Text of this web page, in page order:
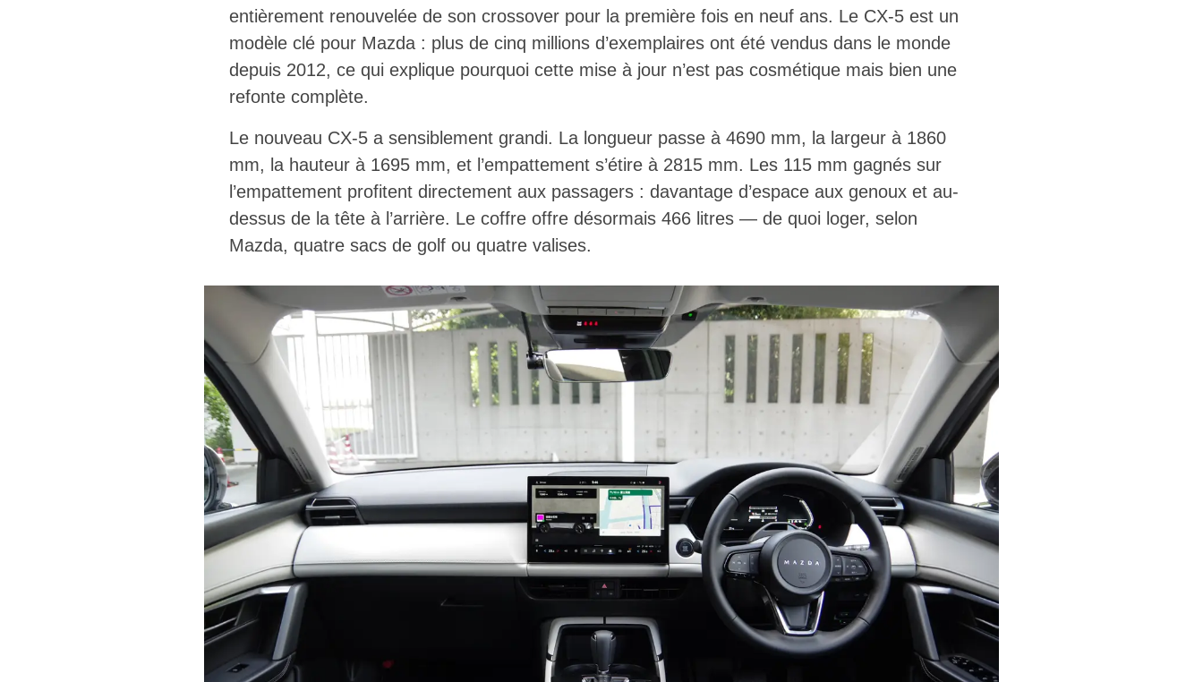
entièrement renouvelée de son crossover pour la première fois en neuf ans. Le CX-5 est un
modèle clé pour Mazda : plus de cinq millions d’exemplaires ont été vendus dans le monde
depuis 2012, ce qui explique pourquoi cette mise à jour n’est pas cosmétique mais bien une
refonte complète.
Le nouveau CX-5 a sensiblement grandi. La longueur passe à 4690 mm, la largeur à 1860
mm, la hauteur à 1695 mm, et l’empattement s’étire à 2815 mm. Les 115 mm gagnés sur
l’empattement profitent directement aux passagers : davantage d’espace aux genoux et au-
dessus de la tête à l’arrière. Le coffre offre désormais 466 litres — de quoi loger, selon
Mazda, quatre sacs de golf ou quatre valises.